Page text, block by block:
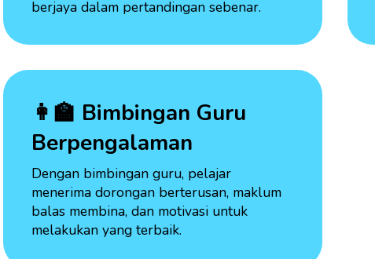
berjaya dalam pertandingan sebenar.
👩‍🏫 Bimbingan Guru
Berpengalaman
Dengan bimbingan guru, pelajar
menerima dorongan berterusan, maklum
balas membina, dan motivasi untuk
melakukan yang terbaik.